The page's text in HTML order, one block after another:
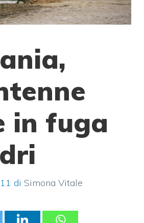
in fuga
di Simona Vitale